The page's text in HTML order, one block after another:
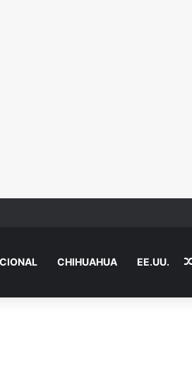
de plataforma
CHIHUAHUA EE.UU.